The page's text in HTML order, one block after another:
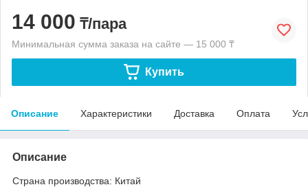
14 000 ₸/пара
Минимальная сумма заказа на сайте — 15 000 ₸
Купить
Описание Характеристики Доставка Оплата
Описание
Страна производства: Китай